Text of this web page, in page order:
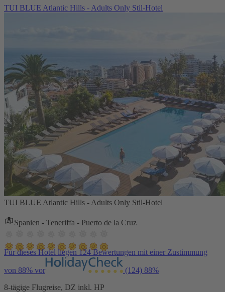
TUI BLUE Atlantic Hills - Adults Only Stil-Hotel
TUI BLUE Atlantic Hills - Adults Only Stil-Hotel
Spanien - Teneriffa - Puerto de la Cruz
Für dieses Hotel liegen 124 Bewertungen mit einer Zustimmung
von 88% vor (124) 88%
8-tägige Flugreise, DZ inkl. HP